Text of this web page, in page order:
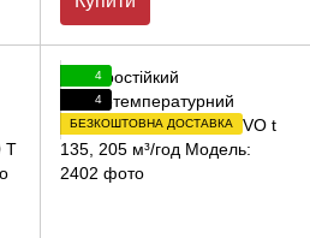
4
4
БЕЗКОШТОВНА ДОСТАВКА